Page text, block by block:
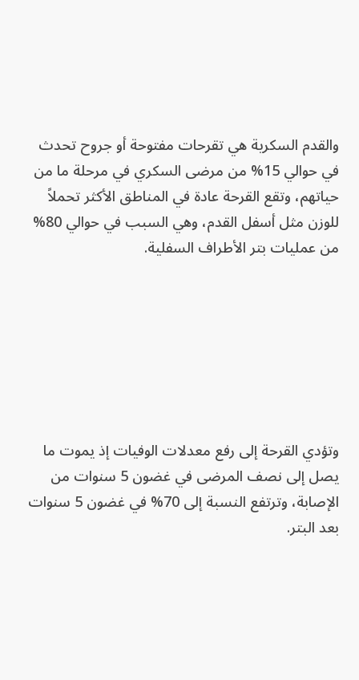
والقدم السكرية هي تقرحات مفتوحة أو جروح تحدث
في حوالي 15% من مرضى السكري في مرحلة ما من
حياتهم، وتقع القرحة عادة في المناطق الأكثر تحملاً
للوزن مثل أسفل القدم، وهي السبب في حوالي 80%
من عمليات بتر الأطراف السفلية.
وتؤدي القرحة إلى رفع معدلات الوفيات إذ يموت ما
يصل إلى نصف المرضى في غضون 5 سنوات من
الإصابة، وترتفع النسبة إلى 70% في غضون 5 سنوات
بعد البتر.